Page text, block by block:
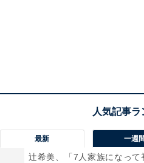
最新 一週
辻希美、「7人家族になって